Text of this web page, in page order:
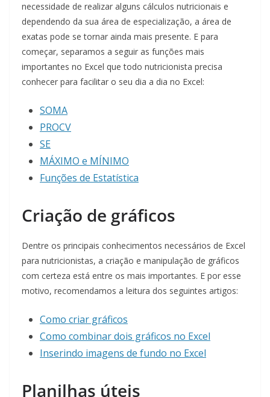
necessidade de realizar alguns cálculos nutricionais e
dependendo da sua área de especialização, a área de
exatas pode se tornar ainda mais presente. E para
começar, separamos a seguir as funções mais
importantes no Excel que todo nutricionista precisa
conhecer para facilitar o seu dia a dia no Excel:
SOMA
PROCV
SE
MÁXIMO e MÍNIMO
Funções de Estatística
Criação de gráficos
Dentre os principais conhecimentos necessários de Excel
para nutricionistas, a criação e manipulação de gráficos
com certeza está entre os mais importantes. E por esse
motivo, recomendamos a leitura dos seguintes artigos:
Como criar gráficos
Como combinar dois gráficos no Excel
Inserindo imagens de fundo no Excel
Planilhas úteis